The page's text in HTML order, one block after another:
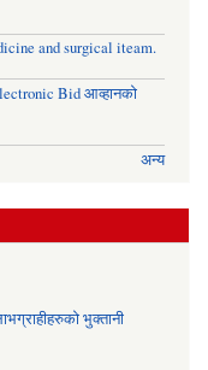
and surgical iteam.
Bid आव्हानको
अन्य
भुक्तानी